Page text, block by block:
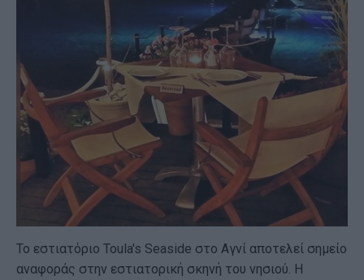
Το εστιατόριο Toula's Seaside στο Αγνί αποτελεί σημείο
αναφοράς στην εστιατορική σκηνή του νησιού. Η